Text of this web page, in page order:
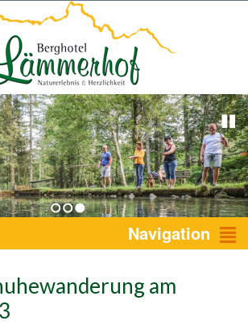
1 2 3 Navigation
am